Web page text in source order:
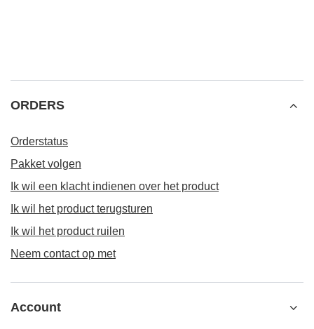
ORDERS
Orderstatus
Pakket volgen
Ik wil een klacht indienen over het product
Ik wil het product terugsturen
Ik wil het product ruilen
Neem contact op met
Account